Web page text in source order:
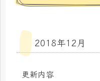
2018年12月
更新内容